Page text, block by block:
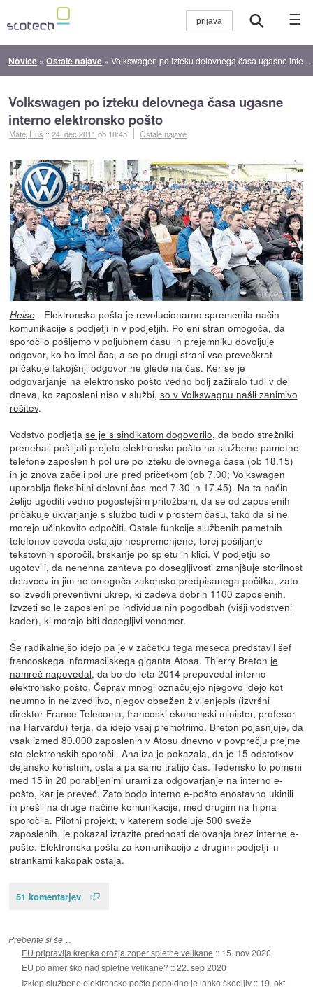
☰
Novice »Ostale najave »Volkswagen po izteku delovnega časa ugasne interno elektronsko pošto
Volkswagen po izteku delovnega časa ugasne
interno elektronsko pošto
Matej Huš ::24. dec 2011 ob 18:45 Ostale najave
Heise- Elektronska pošta je revolucionarno spremenila način
komunikacije s podjetji in v podjetjih. Po eni stran omogoča, da
sporočilo pošljemo v poljubnem času in prejemniku dovoljuje
odgovor, ko bo imel čas, a se po drugi strani vse prevečkrat
pričakuje takojšnji odgovor ne glede na čas. Ker se je
odgovarjanje na elektronsko pošto vedno bolj zažiralo tudi v del
dneva, ko zaposleni niso v službi, so v Volkswagnu našli zanimivo
rešitev.
Vodstvo podjetja se je s sindikatom dogovorilo, da bodo strežniki
prenehali pošiljati prejeto elektronsko pošto na službene pametne
telefone zaposlenih pol ure po izteku delovnega časa (ob 18.15)
in jo znova začeli pol ure pred pričetkom (ob 7.00; Volkswagen
uporablja fleksibilni delovni čas med 7.30 in 17.45). Na ta način
želijo ugoditi vedno pogostejšim pritožbam, da se od zaposlenih
pričakuje ukvarjanje s službo tudi v prostem času, tako da si ne
morejo učinkovito odpočiti. Ostale funkcije službenih pametnih
telefonov seveda ostajajo nespremenjene, torej pošiljanje
tekstovnih sporočil, brskanje po spletu in klici. V podjetju so
ugotovili, da nenehna zahteva po dosegljivosti zmanjšuje storilnost
delavcev in jim ne omogoča zakonsko predpisanega počitka, zato
so izvedli preventivni ukrep, ki zadeva dobrih 1100 zaposlenih.
Izvzeti so le zaposleni po individualnih pogodbah (višji vodstveni
kader), ki morajo biti dosegljivi venomer.
Še radikalnejšo idejo pa je v začetku tega meseca predstavil šef
francoskega informacijskega giganta Atosa. Thierry Breton je
namreč napovedal, da bo do leta 2014 prepovedal interno
elektronsko pošto. Čeprav mnogi označujejo njegovo idejo kot
neumno in neizvedljivo, njegov obsežen življenjepis (izvršni
direktor France Telecoma, francoski ekonomski minister, profesor
na Harvardu) terja, da idejo vsaj premotrimo. Breton pojasnjuje, da
vsak izmed 80.000 zaposlenih v Atosu dnevno v povprečju prejme
sto elektronskih sporočil. Analiza je pokazala, da je 15 odstotkov
dejansko koristnih, ostala pa samo tratijo čas. Tedensko to pomeni
med 15 in 20 porabljenimi urami za odgovarjanje na interno e-
pošto, kar je preveč. Zato bodo interno e-pošto enostavno ukinili
in prešli na druge načine komunikacije, med drugim na hipna
sporočila. Pilotni projekt, v katerem sodeluje 500 sveže
zaposlenih, je pokazal izrazite prednosti delovanja brez interne e-
pošte. Elektronska pošta za komunikacijo z drugimi podjetji in
strankami kakopak ostaja.
51 komentarjev
Preberite si še…
EU pripravlja krepka orožja zoper spletne velikane :: 15. nov 2020
EU po ameriško nad spletne velikane? ::22. sep 2020
Izklop službene elektronske pošte popoldne je lahko škodljiv :: 19. okt